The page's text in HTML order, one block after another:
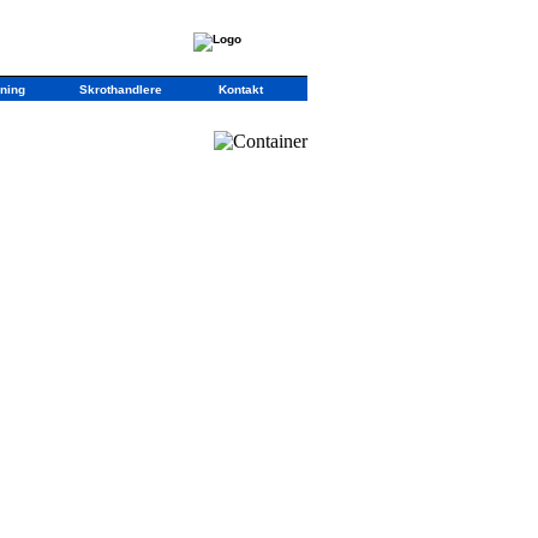
Skrothandlere Kontakt